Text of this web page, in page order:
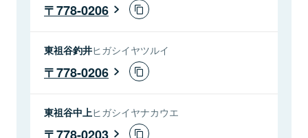
778-0206
東祖谷釣井ヒガシイヤツルイ
778-0206
東祖谷中上ヒガシイヤナカウエ
778-0203